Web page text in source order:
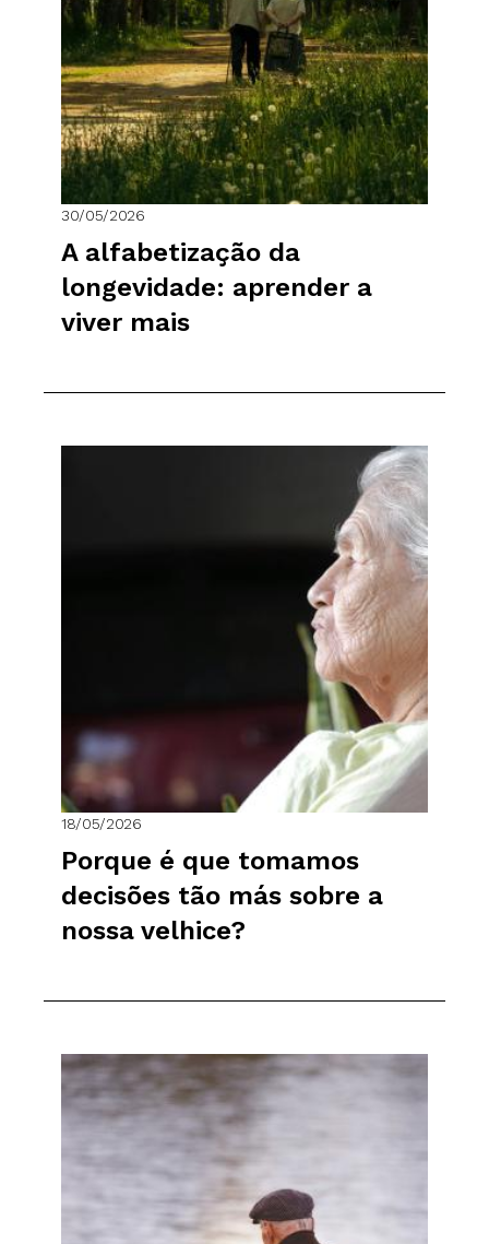
30/05/2026
A alfabetização da
longevidade: aprender a
viver mais
18/05/2026
Porque é que tomamos
decisões tão más sobre a
nossa velhice?